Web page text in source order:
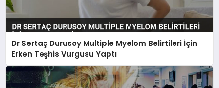
Dr Sertaç Durusoy Multiple Myelom Belirtileri İçin
Erken Teşhis Vurgusu Yaptı